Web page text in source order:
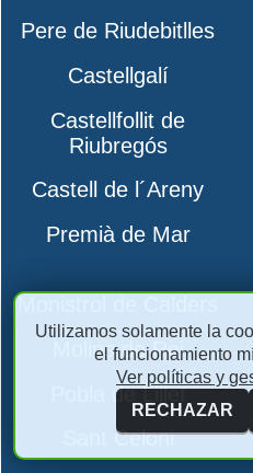
Pere de Riudebitlles
Castellgalí
Castellfollit de
Riubregós
Castell de l´Areny
Premià de Mar
Monistrol de Calders
Molins de Rei
Pobla de Lillet
Sant Celoni
Utilizamos solamente la
el funcionamiento
Ver políticas y
RECHAZAR